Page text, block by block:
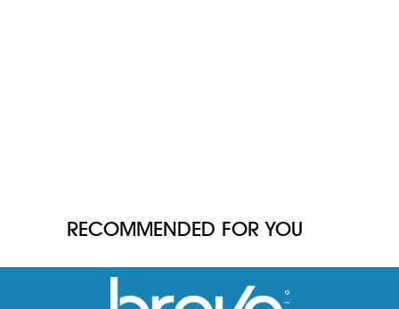
RECOMMENDED FOR YOU